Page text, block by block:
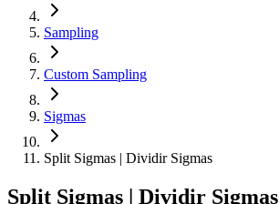
Sampling
Custom Sampling
Sigmas
Split Sigmas | Dividir Sigmas
Split Sigmas | Dividir Sigmas